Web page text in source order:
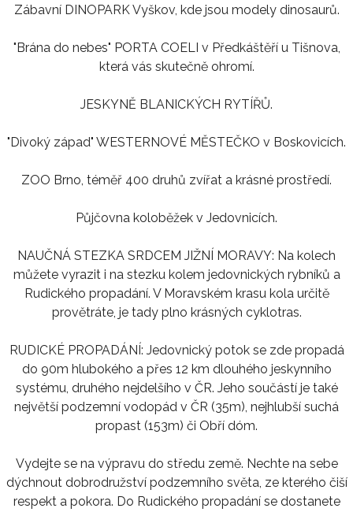
Zábavní DINOPARK Vyškov, kde jsou modely dinosaurů.
"Brána do nebes" PORTA COELI v Předkáštěří u Tišnova,
která vás skutečně ohromí.
JESKYNĚ BLANICKÝCH RYTÍŘŮ.
"Divoký západ" WESTERNOVÉ MĚSTEČKO v Boskovicích.
ZOO Brno, téměř 400 druhů zvířat a krásné prostředí.
Půjčovna koloběžek v Jedovnicích.
NAUČNÁ STEZKA SRDCEM JIŽNÍ MORAVY: Na kolech
můžete vyrazit i na stezku kolem jedovnických rybníků a
Rudického propadání. V Moravském krasu kola určitě
provětráte, je tady plno krásných cyklotras.
RUDICKÉ PROPADÁNÍ: Jedovnický potok se zde propadá
do 90m hlubokého a přes 12 km dlouhého jeskynního
systému, druhého nejdelšího v ČR. Jeho součástí je také
největší podzemní vodopád v ČR (35m), nejhlubší suchá
propast (153m) či Obří dóm.
Vydejte se na výpravu do středu země. Nechte na sebe
dýchnout dobrodružství podzemního světa, ze kterého čiší
respekt a pokora. Do Rudického propadání se dostanete